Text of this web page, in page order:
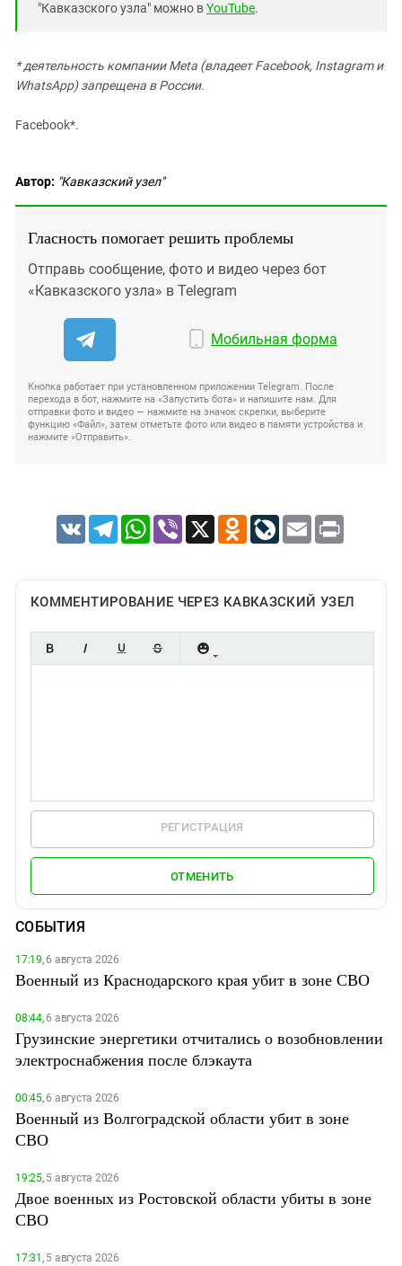
"Кавказского узла" можно вYouTube.
* деятельность компании Meta (владеет Facebook, Instagram и
WhatsApp) запрещена в России.
Facebook*.
Автор: "Кавказский узел"
Гласность помогает решить проблемы
Отправь сообщение, фото и видео через бот
«Кавказского узла» в Telegram
Мобильная форма
Кнопка работает при установленном приложении Telegram. После
перехода в бот, нажмите на «Запустить бота» и напишите нам. Для
отправки фото и видео — нажмите на значок скрепки, выберите
функцию «Файл», затем отметьте фото или видео в памяти устройства и
нажмите «Отправить».
VK TelegramWhatsApp
Viber X Odnoklassniki
LiveJournal
Email Print
КОММЕНТИРОВАНИЕ ЧЕРЕЗ КАВКАЗСКИЙ УЗЕЛ
РЕГИСТРАЦИЯ
ОТМЕНИТЬ
СОБЫТИЯ
17:19,6 августа 2026
Военный из Краснодарского края убит в зоне СВО
08:44,6 августа 2026
Грузинские энергетики отчитались о возобновлении
электроснабжения после блэкаута
00:45,6 августа 2026
Военный из Волгоградской области убит в зоне
СВО
19:25,5 августа 2026
Двое военных из Ростовской области убиты в зоне
СВО
17:31,5 августа 2026